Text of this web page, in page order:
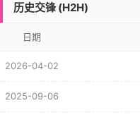
历史交锋 (H2H)
日期
2026-04-02
2025-09-06